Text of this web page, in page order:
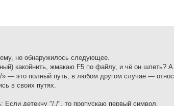
но обнаружилось следующее.
какойнить, жмакаю F5 по файлу, и чё он шлеть?
» — это полный путь, в любом другом случае —
в своих путях.
детекчу "/./", то пропускаю первый символ.